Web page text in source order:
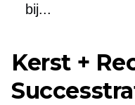
bij...
Kerst +